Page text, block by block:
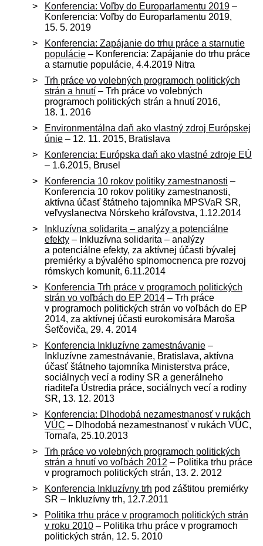
Konferencia: Voľby do Europarlamentu 2019–
Konferencia: Voľby do Europarlamentu 2019,
15. 5. 2019
Konferencia: Zapájanie do trhu práce a starnutie
populácie– Konferencia: Zapájanie do trhu práce
a starnutie populácie, 4.4.2019 Nitra
Trh práce vo volebných programoch politických
strán a hnutí– Trh práce vo volebných
programoch politických strán a hnutí 2016,
18. 1. 2016
Environmentálna daň ako vlastný zdroj Európskej
únie– 12. 11. 2015, Bratislava
Konferencia: Európska daň ako vlastné zdroje EÚ
– 1.6.2015, Brusel
Konferencia 10 rokov politiky zamestnanosti –
Konferencia 10 rokov politiky zamestnanosti,
aktívna účasť štátneho tajomníka MPSVaR SR,
veľvyslanectva Nórskeho kráľovstva, 1.12.2014
Inkluzívna solidarita – analýzy a potenciálne
efekty– Inkluzívna solidarita – analýzy
a potenciálne efekty, za aktívnej účasti bývalej
premiérky a bývalého splnomocnenca pre rozvoj
rómskych komunít, 6.11.2014
Konferencia Trh práce v programoch politických
strán vo voľbách do EP 2014– Trh práce
v programoch politických strán vo voľbách do EP
2014, za aktívnej účasti eurokomisára Maroša
Šefčoviča, 29. 4. 2014
Konferencia Inkluzívne zamestnávanie–
Inkluzívne zamestnávanie, Bratislava, aktívna
účasť štátneho tajomníka Ministerstva práce,
sociálnych vecí a rodiny SR a generálneho
riaditeľa Ústredia práce, sociálnych vecí a rodiny
SR, 13. 12. 2013
Konferencia: Dlhodobá nezamestnanosť v rukách
VÚC – Dlhodobá nezamestnanosť v rukách VÚC,
Tornaľa, 25.10.2013
Trh práce vo volebných programoch politických
strán a hnutí vo voľbách 2012 – Politika trhu práce
v programoch politických strán, 13. 2. 2012
Konferencia Inkluzívny trh pod záštitou premiérky
SR – Inkluzívny trh, 12.7.2011
Politika trhu práce v programoch politických strán
v roku 2010– Politika trhu práce v programoch
politických strán, 12. 5. 2010